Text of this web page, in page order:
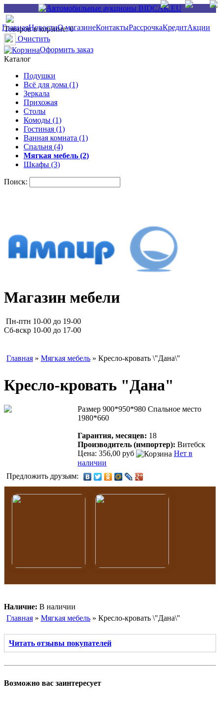
ГлавнаяНовостиО магазинеКонтактыРассрочкаКредитАкции
Товаров в корзине: 0
Очистить
Оформить заказ
Каталог
Подушки
Всё для дома (1)
Зеркала
Прихожая
Столы
Комоды (1)
Гостиная (1)
Ванная комната (1)
Спальня (4)
Мягкая мебель (2)
Шкафы (3)
Поиск:
Магазин мебели
Пн-птн 10-00 до 19-00
Сб-вскр 10-00 до 17-00
Главная » Мягкая мебель » Кресло-кровать \"Дана\"
Кресло-кровать "Дана"
Размер 900*950*980 Спальное место
1980*660
Гарантия, месяцев: 18
Производитель (импортер): Витебск
Цена: 356,00 руб
Нет в
наличии
Предложить друзьям:
Наличие: В наличии
Главная » Мягкая мебель » Кресло-кровать \"Дана\"
Читать отзывы покупателей
Возможно вас заинтересует